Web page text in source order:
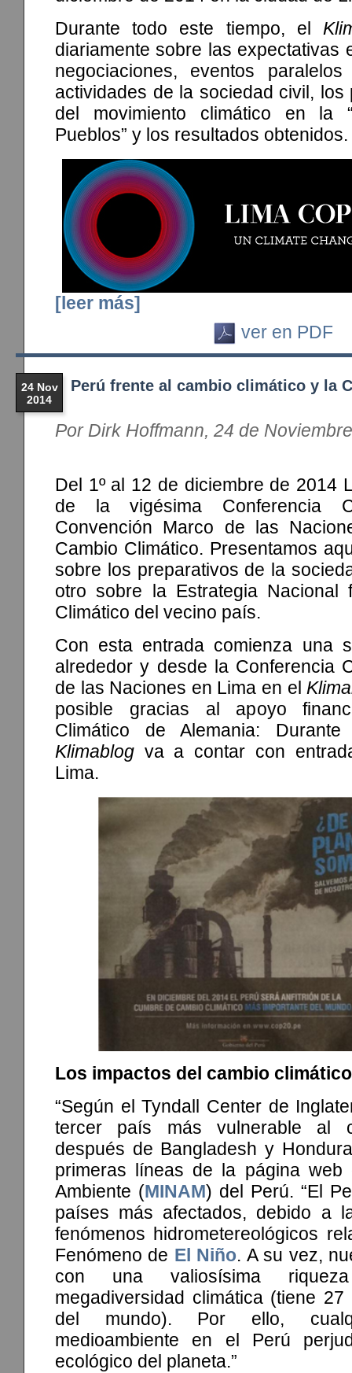
Durante todo este tiempo, el
diariamente sobre las expectativas
negociaciones, eventos
actividades de la sociedad civil, los
del movimiento climático en la
Pueblos” y los resultados obtenidos.
[leer más]
ver en PDF
24 Nov
2014
Perú frente al cambio climático y la
Por Dirk Hoffmann, 24 de
Del 1º al 12 de diciembre de 2014
de la vigésima Conferencia
Convención Marco de las
Cambio Climático. Presentamos
sobre los preparativos de la
otro sobre la Estrategia Nacional
Climático del vecino país.
Con esta entrada comienza una
alrededor y desde la Conferencia
de las Naciones en Lima en el
posible gracias al apoyo
Climático de Alemania:
Klimablog va a contar con
Lima.
Los impactos del cambio
“Según el Tyndall Center de
tercer país más vulnerable al
después de Bangladesh y
primeras líneas de la página web
Ambiente (MINAM) del Perú. “El
países más afectados, debido a
fenómenos hidrometereológicos
Fenómeno de El Niño. A su vez,
con una valiosísima
megadiversidad climática (tiene
del mundo). Por ello,
medioambiente en el Perú
ecológico del planeta.”